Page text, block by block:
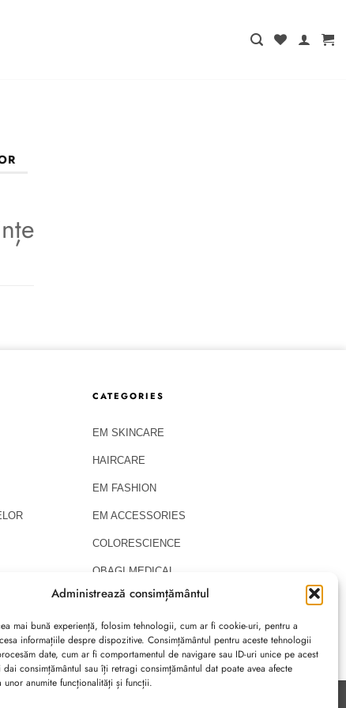
Administrează consimțământul
mai bună experiență, folosim tehnologii, cum ar fi cookie-uri, pentru a
informațiile despre dispozitive. Consimțământul pentru aceste tehnologii
date, cum ar fi comportamentul de navigare sau ID-uri unice pe acest
consimțământul sau îți retragi consimțământul dat poate avea afecte
unor anumite funcționalități și funcții.
CATEGORIES
EM SKINCARE
HAIRCARE
EM FASHION
EM ACCESSORIES
COLORESCIENCE
OBAGI MEDICAL